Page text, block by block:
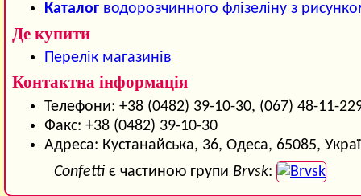
Каталог водорозчинного флізеліну з
Де купити
Перелік магазинів
Контактна інформація
Телефони: +38 (0482) 39-10-30, (067) 48-11-
Факс: +38 (0482) 39-10-30
Адреса: Кустанайська, 36, Одеса, 65085,
Confettiє частиною групи Brvsk: